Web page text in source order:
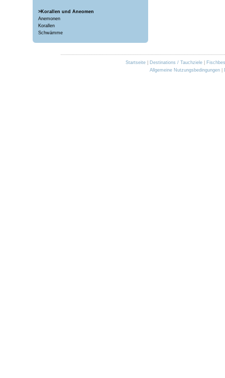
>Korallen und Aneomen
Anemonen
Korallen
Schwämme
Startseite| Destinations / Tauchziele|
Allgemeine Nutzungsbedingungen|